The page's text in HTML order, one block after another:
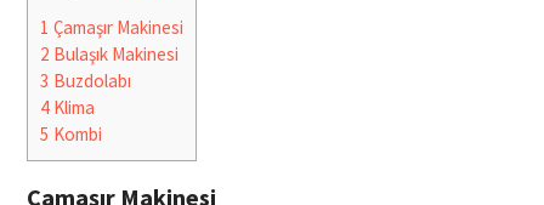
1 Çamaşır Makinesi
2 Bulaşık Makinesi
3 Buzdolabı
4Klima
5 Kombi
Çamaşır Makinesi